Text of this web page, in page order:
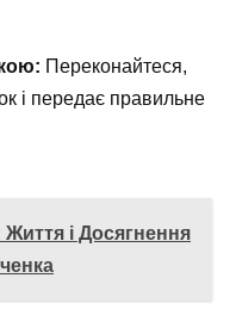
Переконайтеся,
і передає правильне
Життя і Досягнення